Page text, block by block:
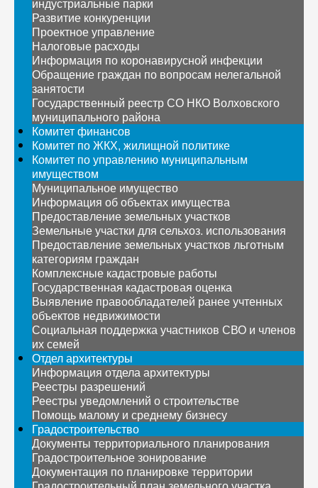
Развитие конкуренции
Проектное управление
Налоговые расходы
Информация по коронавирусной инфекции
Обращение граждан по вопросам нелегальной
занятости
Государственный реестр СО НКО Волховского
муниципального района
Комитет финансов
Комитет по ЖКХ, жилищной политике
Комитет по управлению муниципальным
имуществом
Муниципальное имущество
Информация об объектах имущества
Предоставление земельных участков
Земельные участки для сельхоз. использования
Предоставление земельных участков льготным
категориям граждан
Комплексные кадастровые работы
Государственная кадастровая оценка
Выявление правообладателей ранее учтенных
объектов недвижимости
Социальная поддержка участников СВО и членов
их семей
Отдел архитектуры
Информация отдела архитектуры
Реестры разрешений
Реестры уведомлений о строительстве
Помощь малому и среднему бизнесу
Градостроительство
Документы территориального планирования
Градостроительное зонирование
Документация по планировке территории